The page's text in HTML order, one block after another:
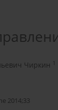
Чиркин 1
2014;33